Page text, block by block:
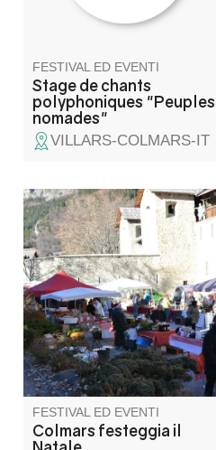
FESTIVAL ED EVENTI
Stage de chants
polyphoniques "Peuples
nomades"
VILLARS-COLMARS-IT
Mercatino dell'artigianato e dei
sapori nei colori del Natale.
Sfilata di Babbo Natale e
distribuzione di dolci, lotteria,
pesata di tacchino e vin brulé.
Un'atmosfera amichevole
intorno al fuoco e alle castagne
calde! Intrattenimento con
associazioni locali.
FESTIVAL ED EVENTI
Colmars festeggia il